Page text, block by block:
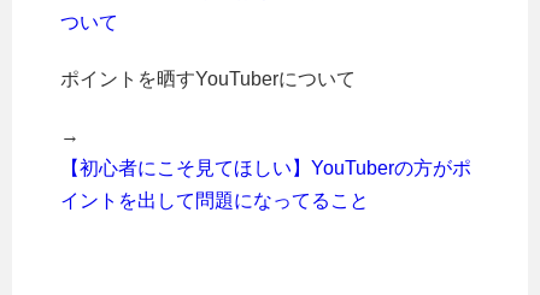
ついて
ポイントを晒すYouTuberについて
→
【初心者にこそ見てほしい】YouTuberの方がポ
イントを出して問題になってること